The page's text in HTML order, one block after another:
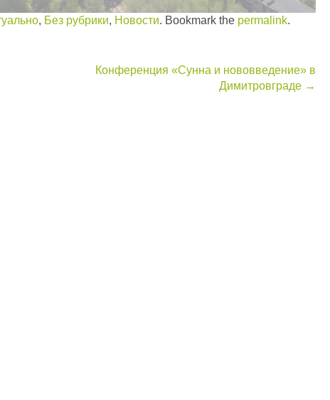
, Без рубрики, Новости. Bookmark the permalink.
Конференция «Сунна и нововведение» в
Димитровграде →